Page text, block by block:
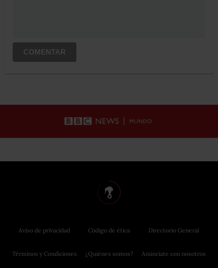
COMENTAR
Aviso de privacidad
Términos y Condiciones
Código de ética
¿Quiénes somos?
Directorio General
Anúnciate con nosotros